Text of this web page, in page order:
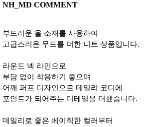
NH_MD COMMENT
부드러운 울 소재를 사용하여
고급스러운 무드를 더한 니트 상품입니다.
라운드 넥 라인으로
부담 없이 착용하기 좋으며
어깨 퍼프 디자인으로 데일리 코디에
포인트가 되어주는 디테일을 더했습니다.
데일리로 좋은 베이직한 컬러부터